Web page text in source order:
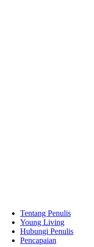
Tentang Penulis
Young Living
Hubungi Penulis
Pencapaian